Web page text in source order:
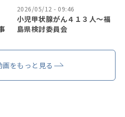
2026/05/12 - 09:46
小児甲状腺がん４１３人〜福
島県検討委員会
をもっと見る